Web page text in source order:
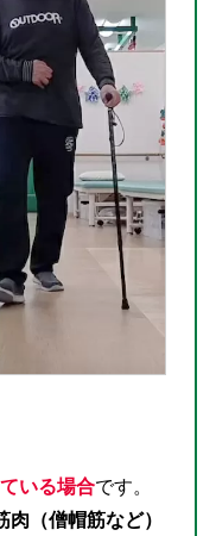
いる場合です。
肉（僧帽筋など）